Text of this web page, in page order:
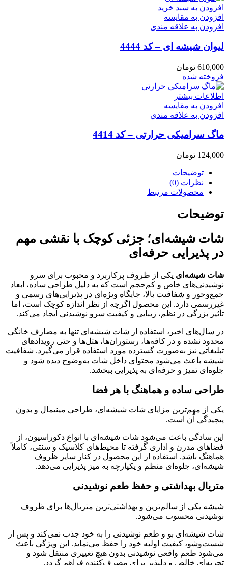
افزودن به سبد خرید
افزودن به مقایسه
افزودن به علاقه مندی
لیوان شیشه ای – کد 4444
610,000 تومان
فروخته شده
اطلاعات بیشتر
افزودن به مقایسه
افزودن به علاقه مندی
ماگ سرامیکی حرارتی – کد 4414
124,000 تومان
توضیحات
نظرات (0)
محصولات مرتبط
توضیحات
شات شیشه‌ای؛ جزئی کوچک با نقشی مهم
در پذیرایی حرفه‌ای
شات شیشه‌ای یکی از ظروف پرکاربرد و محبوب برای سرو
نوشیدنی‌های خاص و کم‌حجم است که به دلیل طراحی ساده، ابعاد
جمع‌وجور و شفافیت بالا، جایگاه ویژه‌ای در پذیرایی‌های رسمی و
غیررسمی دارد. این محصول اگرچه از نظر اندازه کوچک است، اما
تأثیر بزرگی در نظم، زیبایی و کیفیت سرو نوشیدنی ایجاد می‌کند.
در سال‌های اخیر، استفاده از شات شیشه‌ای تنها به مصارف خانگی
محدود نشده و در کافه‌ها، رستوران‌ها، هتل‌ها و حتی رویدادهای
تبلیغاتی نیز به‌صورت گسترده مورد استفاده قرار می‌گیرد. شفافیت
شیشه باعث می‌شود محتوای داخل شات به‌وضوح دیده شود و
جلوه‌ای تمیز و حرفه‌ای به پذیرایی ببخشد.
طراحی ساده و هماهنگ با هر فضا
یکی از مهم‌ترین مزایای شات شیشه‌ای، طراحی مینیمال و بدون
پیچیدگی آن است.
این سادگی باعث می‌شود شات شیشه‌ای با انواع دکوراسیون، از
فضاهای مدرن و اداری گرفته تا محیط‌های کلاسیک و سنتی، کاملاً
هماهنگ باشد. استفاده از این محصول در کنار سایر ظروف
شیشه‌ای، جلوه‌ای منظم و یکپارچه به میز پذیرایی می‌دهد.
متریال بهداشتی و حفظ طعم نوشیدنی
شیشه یکی از سالم‌ترین و بهداشتی‌ترین متریال‌ها برای ظروف
نوشیدنی محسوب می‌شود.
شات شیشه‌ای بو و طعم نوشیدنی را به خود جذب نمی‌کند و پس از
شست‌وشو، کیفیت اولیه خود را حفظ می‌نماید. این ویژگی باعث
می‌شود طعم واقعی نوشیدنی بدون هیچ تغییری منتقل شود و
تجربه‌ای خالص و دلپذیر برای مصرف‌کننده فراهم گردد.